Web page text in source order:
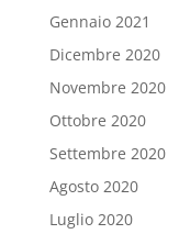
Gennaio 2021
Dicembre 2020
Novembre 2020
Ottobre 2020
Settembre 2020
Agosto 2020
Luglio 2020